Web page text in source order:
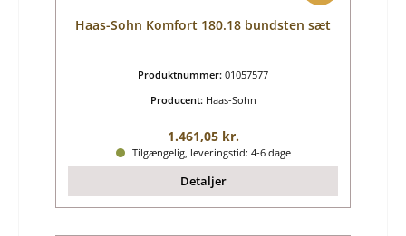
Haas-Sohn Komfort 180.18 bundsten sæt
Produktnummer: 01057577
Producent: Haas-Sohn
Almindelig pris:
1.461,05 kr.
Tilgængelig, leveringstid: 4-6 dage
Detaljer